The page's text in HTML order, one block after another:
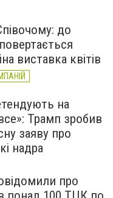
до
виставка квітів
на
Трамп зробив
заяву про
надра
про